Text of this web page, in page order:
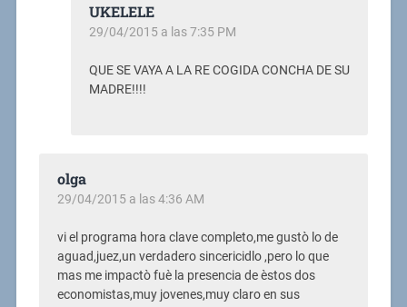
UKELELE
29/04/2015 a las 7:35 PM
QUE SE VAYA A LA RE COGIDA CONCHA DE SU
MADRE!!!!
olga
29/04/2015 a las 4:36 AM
vi el programa hora clave completo,me gustò lo de
aguad,juez,un verdadero sincericidlo ,pero lo que
mas me impactò fuè la presencia de èstos dos
economistas,muy jovenes,muy claro en sus